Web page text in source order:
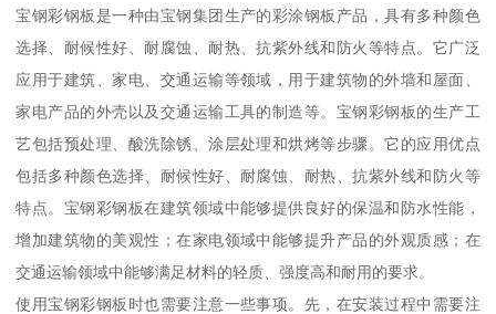
宝钢彩钢板是一种由宝钢集团生产的彩涂钢板产品，具有多种颜色
选择、耐候性好、耐腐蚀、耐热、抗紫外线和防火等特点。它广泛
应用于建筑、家电、交通运输等领域，用于建筑物的外墙和屋面、
家电产品的外壳以及交通运输工具的制造等。宝钢彩钢板的生产工
艺包括预处理、酸洗除锈、涂层处理和烘烤等步骤。它的应用优点
包括多种颜色选择、耐候性好、耐腐蚀、耐热、抗紫外线和防火等
特点。宝钢彩钢板在建筑领域中能够提供良好的保温和防水性能，
增加建筑物的美观性；在家电领域中能够提升产品的外观质感；在
交通运输领域中能够满足材料的轻质、强度高和耐用的要求。
使用宝钢彩钢板时也需要注意一些事项。先，在安装过程中需要注